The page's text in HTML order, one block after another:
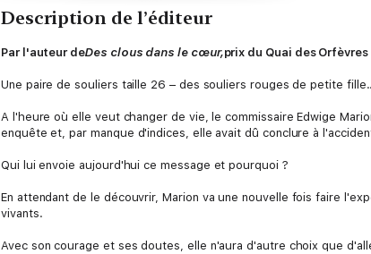
Description de l’éditeur
Par l'auteur deDes clous dans le cœur,prix du Quai des Orfèvres
Une paire de souliers taille 26 – des souliers rouges de petite
A l'heure où elle veut changer de vie, le commissaire Edwige
enquête et, par manque d'indices, elle avait dû conclure à
Qui lui envoie aujourd'hui ce message et pourquoi ?
En attendant de le découvrir, Marion va une nouvelle fois faire
vivants.
Avec son courage et ses doutes, elle n'aura d'autre choix que